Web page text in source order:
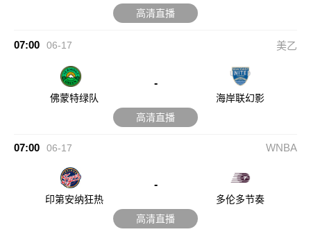
高清直播
07:00 06-17 美乙
佛蒙特绿队
-
海岸联幻影
高清直播
07:00 06-17 WNBA
印第安纳狂热
-
多伦多节奏
高清直播